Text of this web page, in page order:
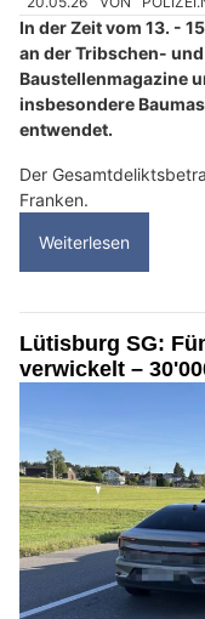
In der Zeit vom 13. -
an der Tribschen-
Baustellenmagazine
insbesondere
entwendet.
Der
Franken.
Weiterlesen
Lütisburg SG:
verwickelt –